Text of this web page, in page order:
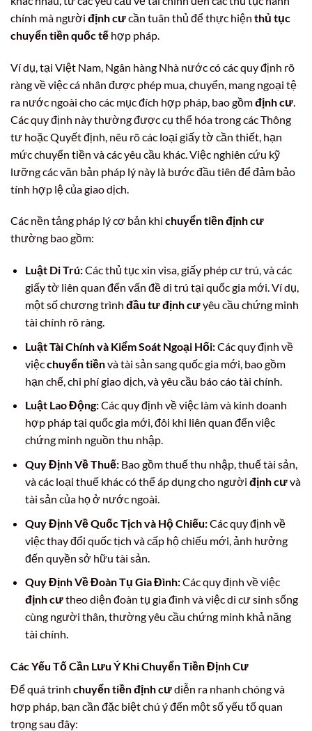
chính mà người định cưcần tuân thủ để thực hiện thủ tục
chuyển tiền quốc tế hợp pháp.
Ví dụ, tại Việt Nam, Ngân hàng Nhà nước có các quy định rõ
ràng về việc cá nhân được phép mua, chuyển, mang ngoại tệ
ra nước ngoài cho các mục đích hợp pháp, bao gồmđịnh cư
Các quy định này thường được cụ thể hóa trong các Thông
tư hoặc Quyết định, nêu rõ các loại giấy tờ cần thiết, hạn
mức chuyển tiền và các yêu cầu khác. Việc nghiên cứu kỹ
lưỡng các văn bản pháp lý này là bước đầu tiên để đảm bảo
tính hợp lệ của giao dịch.
Các nền tảng pháp lý cơ bản khi chuyển tiền định cư
thường bao gồm:
Luật Di Trú:Các thủ tục xin visa, giấy phép cư trú, và các
giấy tờ liên quan đến vấn đề di trú tại quốc gia mới. Ví dụ,
một số chương trình đầu tư định cưyêu cầu chứng minh
tài chính rõ ràng.
Luật Tài Chính và Kiểm Soát Ngoại Hối:Các quy định về
việcchuyển tiềnvà tài sản sang quốc gia mới, bao gồm
hạn chế, chi phí giao dịch, và yêu cầu báo cáo tài chính.
Luật Lao Động:Các quy định về việc làm và kinh doanh
hợp pháp tại quốc gia mới, đôi khi liên quan đến việc
chứng minh nguồn thu nhập.
Quy Định Về Thuế:Bao gồm thuế thu nhập, thuế tài sản,
và các loại thuế khác có thể áp dụng cho người định cưvà
tài sản của họ ở nước ngoài.
Quy Định Về Quốc Tịch và Hộ Chiếu:Các quy định về
việc thay đổi quốc tịch và cấp hộ chiếu mới, ảnh hưởng
đến quyền sở hữu tài sản.
Quy Định Về Đoàn Tụ Gia Đình:Các quy định về việc
định cưtheo diện đoàn tụ gia đình và việc di cư sinh sống
cùng người thân, thường yêu cầu chứng minh khả năng
tài chính.
Các Yếu Tố Cần Lưu Ý Khi Chuyển Tiền Định Cư
Để quá trình chuyển tiền định cưdiễn ra nhanh chóng và
hợp pháp, bạn cần đặc biệt chú ý đến một số yếu tố quan
trọng sau đây: